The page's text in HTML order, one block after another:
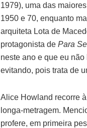
1979), uma das
1950 e 70, enquanto
arquiteta Lota de
protagonista de Para
neste ano e que eu
evitando, pois trata de
Alice Howland recorre
longa-metragem.
profere, em primeira